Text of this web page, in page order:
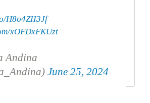
H8o4ZII3Jf
xOFDxFKUzt
Andina
June 25, 2024